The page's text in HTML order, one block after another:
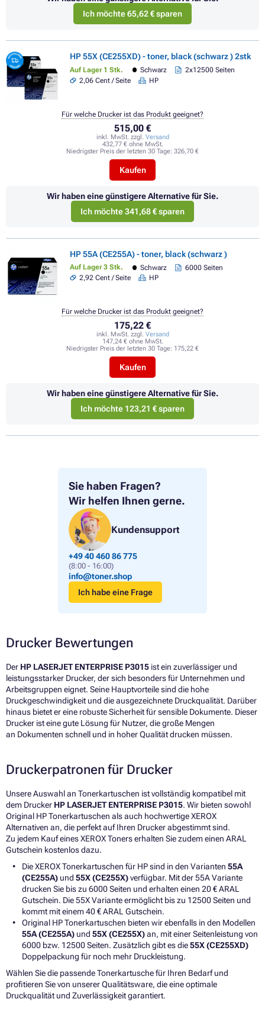
Sie haben Fragen?
Wir helfen Ihnen gerne.
Kundensupport
+49 40 460 86 775
(8:00 - 16:00)
info@toner.shop
Ich habe eine Frage
Ich möchte 65,62 € sparen
HP 55X (CE255XD) - toner, black (schwarz ) 2stk
Auf Lager 1 Stk. Schwarz
2x12500 Seiten
2,06 Cent / Seite
HP
515,00 €
inkl. MwSt. zzgl. Versand
432,77 € ohne MwSt.
Niedrigster Preis der letzten 30 Tage: 326,70 €
Kaufen
Für welche Drucker ist das Produkt geeignet?
Wir haben eine günstigere Alternative für Sie.
Ich möchte 341,68 € sparen
HP 55A (CE255A) - toner, black (schwarz )
Auf Lager 3 Stk. Schwarz
6000 Seiten
2,92 Cent / Seite
HP
175,22 €
inkl. MwSt. zzgl. Versand
147,24 € ohne MwSt.
Niedrigster Preis der letzten 30 Tage: 175,22 €
Kaufen
Für welche Drucker ist das Produkt geeignet?
Wir haben eine günstigere Alternative für Sie.
Ich möchte 123,21 € sparen
Drucker Bewertungen
Der HP LASERJET ENTERPRISE P3015 ist ein zuverlässiger und
leistungsstarker Drucker, der sich besonders für Unternehmen und
Arbeitsgruppen eignet. Seine Hauptvorteile sind die hohe
Druckgeschwindigkeit und die ausgezeichnete Druckqualität. Darüber
hinaus bietet er eine robuste Sicherheit für sensible Dokumente. Dieser
Drucker ist eine gute Lösung für Nutzer, die große Mengen
an Dokumenten schnell und in hoher Qualität drucken müssen.
Druckerpatronen für Drucker
Unsere Auswahl an Tonerkartuschen ist vollständig kompatibel mit
dem Drucker HP LASERJET ENTERPRISE P3015. Wir bieten sowohl
Original HP Tonerkartuschen als auch hochwertige XEROX
Alternativen an, die perfekt auf Ihren Drucker abgestimmt sind.
Zu jedem Kauf eines XEROX Toners erhalten Sie zudem einen ARAL
Gutschein kostenlos dazu.
Die XEROX Tonerkartuschen für HP sind in den Varianten 55A
(CE255A) und 55X (CE255X)verfügbar. Mit der 55A Variante
drucken Sie bis zu 6000 Seiten und erhalten einen 20 € ARAL
Gutschein. Die 55X Variante ermöglicht bis zu 12500 Seiten und
kommt mit einem 40 € ARAL Gutschein.
Original HP Tonerkartuschen bieten wir ebenfalls in den Modellen
55A (CE255A) und 55X (CE255X)an, mit einer Seitenleistung von
6000 bzw. 12500 Seiten. Zusätzlich gibt es die55X (CE255XD)
Doppelpackung für noch mehr Druckleistung.
Wählen Sie die passende Tonerkartusche für Ihren Bedarf und
profitieren Sie von unserer Qualitätsware, die eine optimale
Druckqualität und Zuverlässigkeit garantiert.